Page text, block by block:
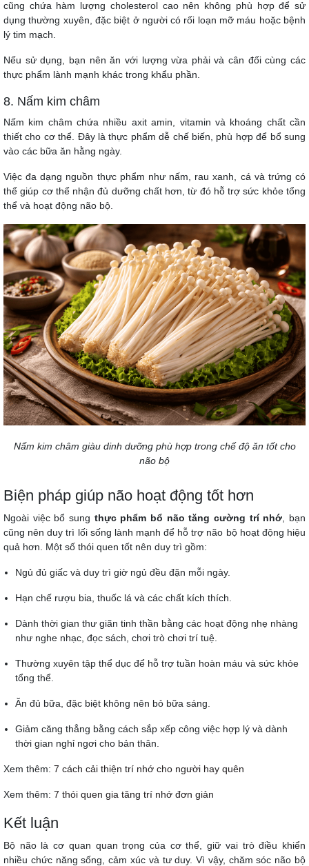
cũng chứa hàm lượng cholesterol cao nên không phù hợp để sử
dụng thường xuyên, đặc biệt ở người có rối loạn mỡ máu hoặc bệnh
lý tim mạch.
Nếu sử dụng, bạn nên ăn với lượng vừa phải và cân đối cùng các
thực phẩm lành mạnh khác trong khẩu phần.
8. Nấm kim châm
Nấm kim châm chứa nhiều axit amin, vitamin và khoáng chất cần
thiết cho cơ thể. Đây là thực phẩm dễ chế biến, phù hợp để bổ sung
vào các bữa ăn hằng ngày.
Việc đa dạng nguồn thực phẩm như nấm, rau xanh, cá và trứng có
thể giúp cơ thể nhận đủ dưỡng chất hơn, từ đó hỗ trợ sức khỏe tổng
thể và hoạt động não bộ.
Nấm kim châm giàu dinh dưỡng phù hợp trong chế độ ăn tốt cho
não bộ
Biện pháp giúp não hoạt động tốt hơn
Ngoài việc bổ sung thực phẩm bổ não tăng cường trí nhớ , bạn
cũng nên duy trì lối sống lành mạnh để hỗ trợ não bộ hoạt động hiệu
quả hơn. Một số thói quen tốt nên duy trì gồm:
Ngủ đủ giấc và duy trì giờ ngủ đều đặn mỗi ngày.
Hạn chế rượu bia, thuốc lá và các chất kích thích.
Dành thời gian thư giãn tinh thần bằng các hoạt động nhẹ nhàng
như nghe nhạc, đọc sách, chơi trò chơi trí tuệ.
Thường xuyên tập thể dục để hỗ trợ tuần hoàn máu và sức khỏe
tổng thể.
Ăn đủ bữa, đặc biệt không nên bỏ bữa sáng.
Giảm căng thẳng bằng cách sắp xếp công việc hợp lý và dành
thời gian nghỉ ngơi cho bản thân.
Xem thêm: 7 cách cải thiện trí nhớ cho người hay quên
Xem thêm: 7 thói quen gia tăng trí nhớ đơn giản
Kết luận
Bộ não là cơ quan quan trọng của cơ thể, giữ vai trò điều khiển
nhiều chức năng sống, cảm xúc và tư duy. Vì vậy, chăm sóc não bộ